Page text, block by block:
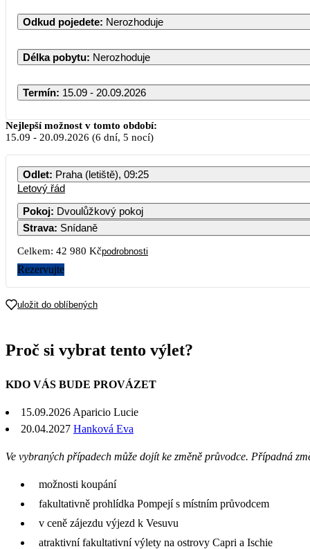
Odkud pojedete: Nerozhoduje
Délka pobytu: Nerozhoduje
Termín: 15.09 - 20.09.2026
Nejlepší možnost v tomto období:
15.09 - 20.09.2026 (6 dní, 5 nocí)
Odlet: Praha (letiště), 09:25
Letový řád
Pokoj: Dvoulůžkový pokoj
Strava: Snídaně
Celkem: 42 980 Kčpodrobnosti
Rezervujte
uložit do oblíbených
Proč si vybrat tento výlet?
KDO VÁS BUDE PROVÁZET
15.09.2026 Aparicio Lucie
20.04.2027 Hanková Eva
Ve vybraných případech může dojít ke změně průvodce. Případná
možnosti koupání
fakultativně prohlídka Pompejí s místním průvodcem
v ceně zájezdu výjezd k Vesuvu
atraktivní fakultativní výlety na ostrovy Capri a Ischie